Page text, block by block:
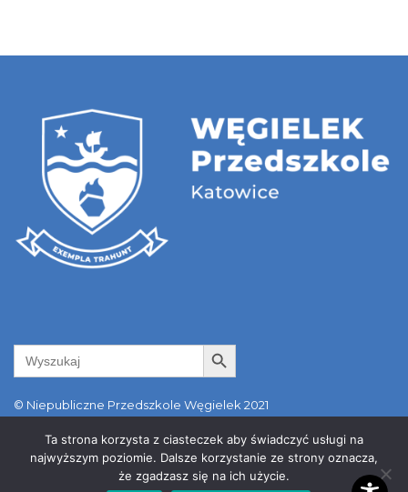
Search
for:
Search Button
© Niepubliczne Przedszkole Węgielek 2021
info@wegielek.edu.pl
Ta strona korzysta z ciasteczek aby świadczyć usługi na
najwyższym poziomie. Dalsze korzystanie ze strony oznacza,
że zgadzasz się na ich użycie.